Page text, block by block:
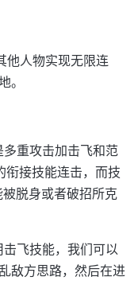
他人物实现无限连
。
重攻击加击飞和范
衔接技能连击，而技
脱身或者破招所克
飞技能，我们可以
敌方思路，然后在进